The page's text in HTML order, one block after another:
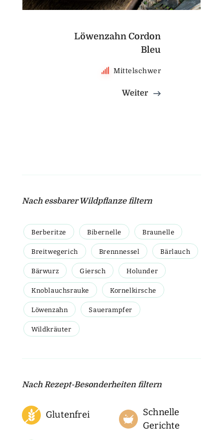
Löwenzahn Cordon
Bleu
Mittelschwer
Weiter
Nach essbarer Wildpflanze filtern
Berberitze Bibernelle Braunelle
Breitwegerich Brennnessel Bärlauch
Bärwurz Giersch Holunder
Knoblauchsrauke Kornelkirsche
Löwenzahn Sauerampfer
Wildkräuter
Nach Rezept-Besonderheiten filtern
Glutenfrei
Schnelle
Gerichte